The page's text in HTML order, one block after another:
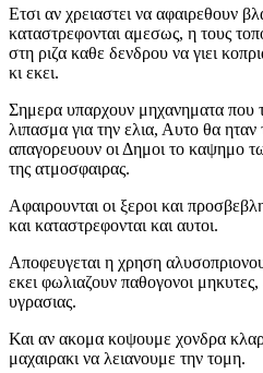
Ετσι αν χρειαστει να αφαιρεθουν
καταστρεφονται αμεσως, η τους
στη ριζα καθε δενδρου να γιει
κι εκει.
Σημερα υπαρχουν μηχανηματα που
λιπασμα για την ελια, Αυτο θα ηταν
απαγορευουν οι Δημοι το καψημο
της ατμοσφαιρας.
Αφαιρουνται οι ξεροι και
και καταστρεφονται και αυτοι.
Αποφευγεται η χρηση
εκει φωλιαζουν παθογονοι
υγρασιας.
Και αν ακομα κοψουμε χονδρα
μαχαιρακι να λειανουμε την τομη.